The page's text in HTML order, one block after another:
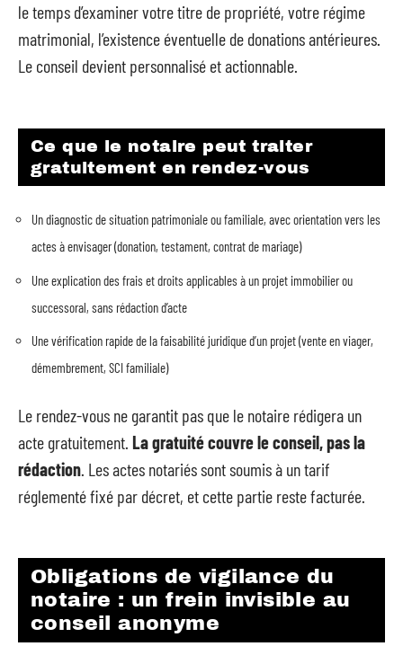
le temps d’examiner votre titre de propriété, votre régime
matrimonial, l’existence éventuelle de donations antérieures.
Le conseil devient personnalisé et actionnable.
Ce que le notaire peut traiter
gratuitement en rendez-vous
Un diagnostic de situation patrimoniale ou familiale, avec orientation vers les
actes à envisager (donation, testament, contrat de mariage)
Une explication des frais et droits applicables à un projet immobilier ou
successoral, sans rédaction d’acte
Une vérification rapide de la faisabilité juridique d’un projet (vente en viager,
démembrement, SCI familiale)
Le rendez-vous ne garantit pas que le notaire rédigera un
acte gratuitement. La gratuité couvre le conseil, pas la
rédaction . Les actes notariés sont soumis à un tarif
réglementé fixé par décret, et cette partie reste facturée.
Obligations de vigilance du
notaire : un frein invisible au
conseil anonyme